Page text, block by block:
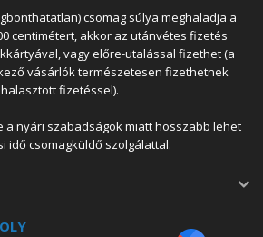
csomag súlya meghaladja a
centimétert, akkor az utánvétes fizetés
vagy előre-utalással fizethet (a
vásárlók természetesen fizethetnek
halasztott fizetéssel).
a nyári szabadságok miatt hosszabb lehet
idő csomagküldő szolgálattal.